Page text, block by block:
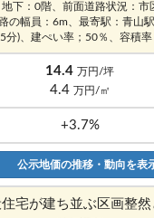
下：0階、前面道路状況：市
の幅員：6m、最寄駅：青山
分)、建ぺい率；50％、容積率
14.4 万円/坪
4.4 万円/㎡
+3.7%
公示地価の推移・動向を表
宅が建ち並ぶ区画整